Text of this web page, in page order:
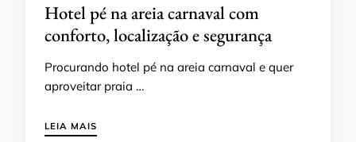
Hotel pé na areia carnaval com
conforto, localização e segurança
Procurando hotel pé na areia carnaval e quer
aproveitar praia …
LEIA MAIS